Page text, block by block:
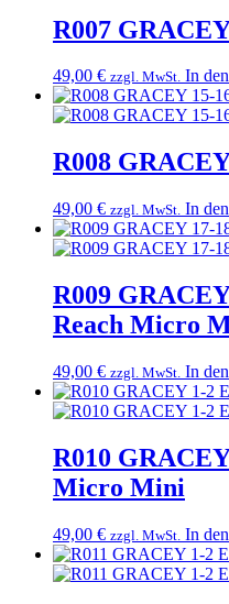
R007
49,00 € zzgl. MwSt. In
R008
49,00 € zzgl. MwSt. In
R009
Reach Micro
49,00 € zzgl. MwSt. In
R010
Micro Mini
49,00 € zzgl. MwSt. In